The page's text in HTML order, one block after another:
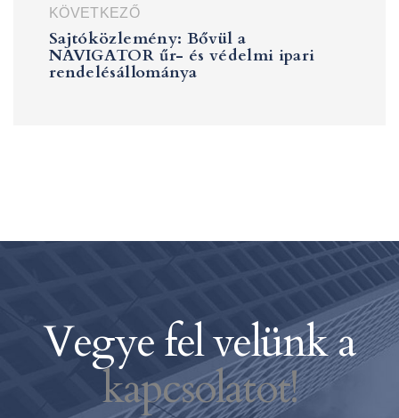
KÖVETKEZŐ
Sajtóközlemény: Bővül a
NAVIGATOR űr- és védelmi ipari
rendelésállománya
Vegye fel velünk a
kapcsolatot!